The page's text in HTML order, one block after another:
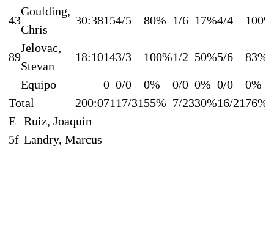
43
Goulding,
Chris
30:38154/5 80% 1/6 17%4/4 100%
89
Jelovac,
Stevan
18:10143/3 100%1/2 50%5/6 83%
Equipo 0 0/0 0% 0/0 0% 0/0
0%
Total
200:07117/3155% 7/2330%16/2176%
E Ruiz, Joaquín
5f Landry, Marcus